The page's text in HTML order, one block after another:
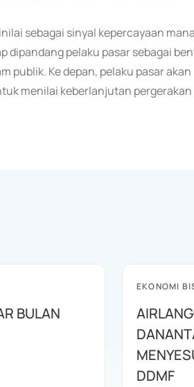
sebagai sinyal kepercayaan
dipandang pelaku pasar sebagai
publik. Ke depan, pelaku pasar akan
menilai keberlanjutan pergerakan
BULAN
EKONOMI
DDMF